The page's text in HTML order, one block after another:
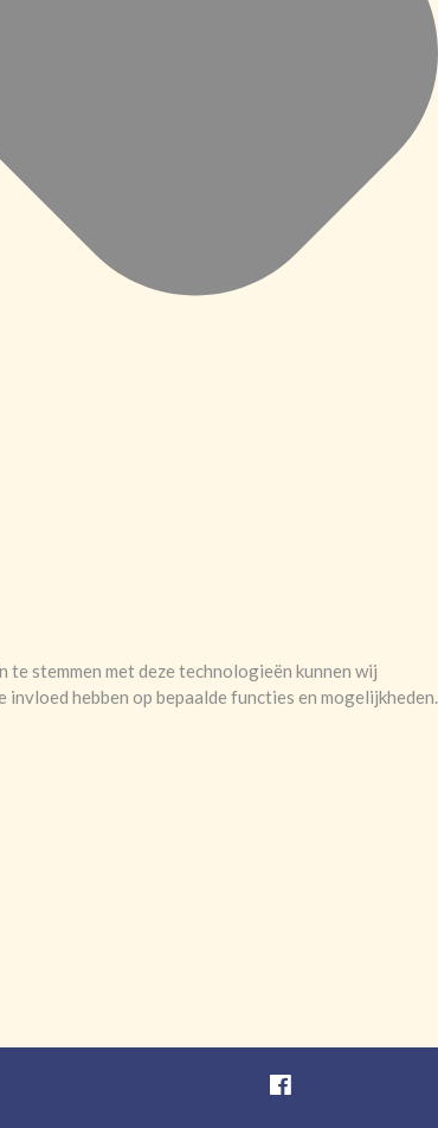
stemmen met deze technologieën kunnen wij
hebben op bepaalde functies en mogelijkheden.